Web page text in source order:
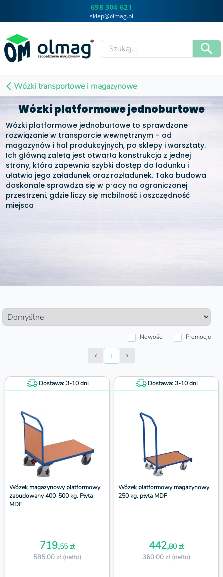
698 304 621
sklep@olmag.pl
Wózki transportowe i magazynowe
Wózki platformowe jednoburtowe
Wózki platformowe jednoburtowe to sprawdzone
rozwiązanie w transporcie wewnętrznym – od
magazynów i hal produkcyjnych, po sklepy i warsztaty.
Ich główną zaletą jest otwarta konstrukcja z jednej
strony, która zapewnia szybki dostęp do ładunku i
ułatwia jego załadunek oraz rozładunek. Taka budowa
doskonale sprawdza się w pracy na ograniczonej
przestrzeni, gdzie liczy się mobilność i oszczędność
miejsca
Nowości Promocje
Prev Page
1 Next Page
Dostawa: 3-10 dni
Wózek magazynowy platformowy
zabudowany 400-500 kg. Płyta
MDF
719,55 zł
585.00 zł (netto)
Dostawa: 3-10 dni
Wózek platformowy magazynowy
250 kg, płyta MDF
442,80 zł
360.00 zł (netto)